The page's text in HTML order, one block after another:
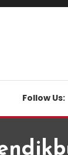
Follow Us: